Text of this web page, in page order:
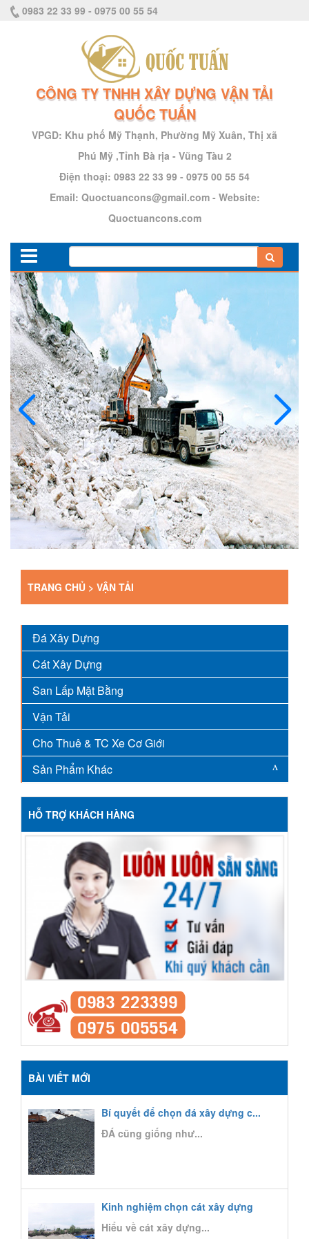
0983 22 33 99 - 0975 00 55 54
CÔNG TY TNHH XÂY DỰNG VẬN TẢI
QUỐC TUẤN
VPGD: Khu phố Mỹ Thạnh, Phường Mỹ Xuân, Thị xã
Phú Mỹ ,Tỉnh Bà rịa - Vũng Tàu 2
Điện thoại: 0983 22 33 99 - 0975 00 55 54
Email: Quoctuancons@gmail.com - Website:
Quoctuancons.com
TRANG CHỦ > VẬN TẢI
Đá Xây Dựng
Cát Xây Dựng
San Lấp Mặt Bằng
Vận Tải
Cho Thuê & TC Xe Cơ Giới
Sản Phẩm Khác
HỖ TRỢ KHÁCH HÀNG
BÀI VIẾT MỚI
Bí quyết để chọn đá xây dựng c...
ĐÁ cũng giống như...
Kinh nghiệm chọn cát xây dựng
Hiểu về cát xây dựng...